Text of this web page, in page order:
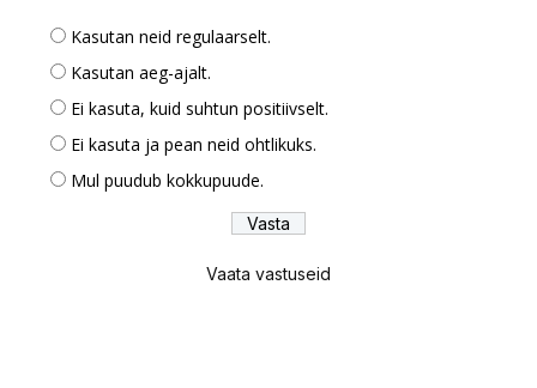
Kasutan neid regulaarselt.
Kasutan aeg-ajalt.
Ei kasuta, kuid suhtun positiivselt.
Ei kasuta ja pean neid ohtlikuks.
Mul puudub kokkupuude.
Vaata vastuseid